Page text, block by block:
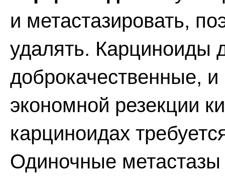
и метастазировать,
удалять. Карциноиды
доброкачественные, и
экономной резекции
карциноидах
Одиночные